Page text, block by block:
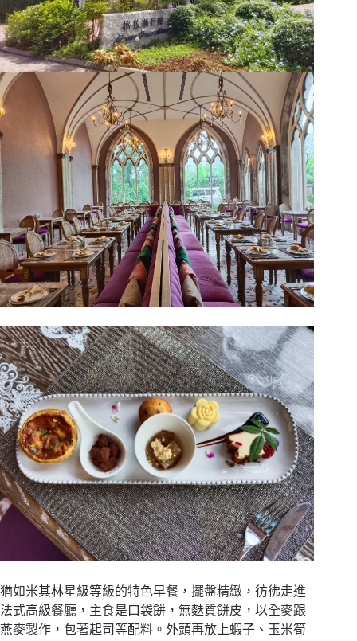
猶如米其林星級等級的特色早餐，擺盤精緻，彷彿走進
法式高級餐廳，主食是口袋餅，無麩質餅皮，以全麥跟
燕麥製作，包著起司等配料。外頭再放上蝦子、玉米筍